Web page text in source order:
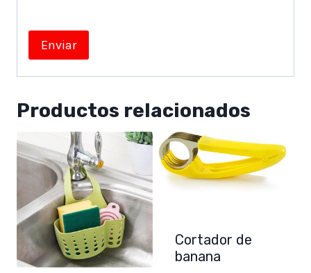
Productos relacionados
Cortador de
banana